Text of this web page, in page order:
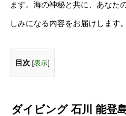
ます。海の神秘と共に、あなた
しみになる内容をお届けします。
目次 [表示]
ダイビング 石川 能登